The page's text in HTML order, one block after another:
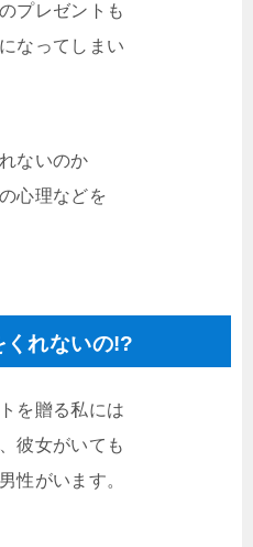
プレゼントも
なってしまい
ないのか
心理などを
くれないの!?
を贈る私には
彼女がいても
性がいます。